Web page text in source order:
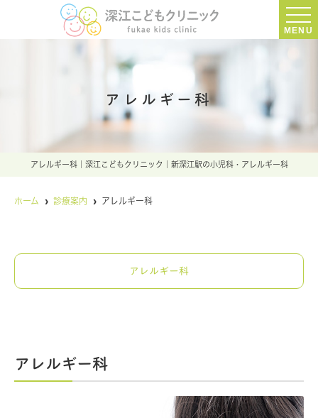
MENU
アレルギー科
アレルギー科｜深江こどもクリニック｜新深江駅の小児科・アレルギー科
ホーム 診療案内 アレルギー科
アレルギー科
アレルギー科